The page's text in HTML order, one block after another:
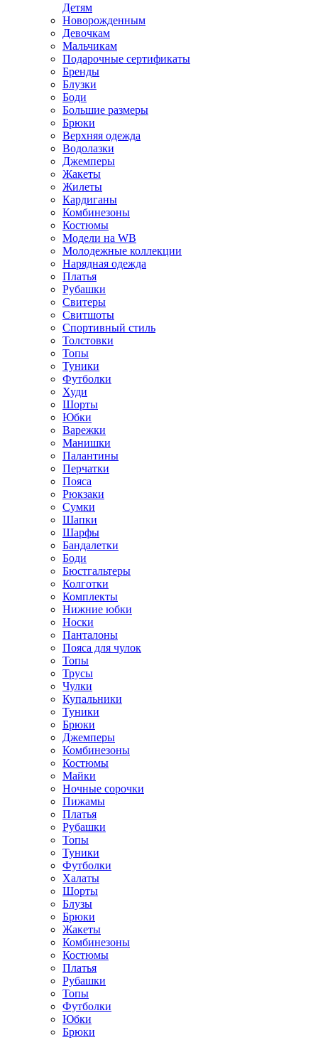
Детям
Новорожденным
Девочкам
Мальчикам
Подарочные сертификаты
Бренды
Блузки
Боди
Большие размеры
Брюки
Верхняя одежда
Водолазки
Джемперы
Жакеты
Жилеты
Кардиганы
Комбинезоны
Костюмы
Модели на WB
Молодежные коллекции
Нарядная одежда
Платья
Рубашки
Свитеры
Свитшоты
Спортивный стиль
Толстовки
Топы
Туники
Футболки
Худи
Шорты
Юбки
Варежки
Манишки
Палантины
Перчатки
Пояса
Рюкзаки
Сумки
Шапки
Шарфы
Бандалетки
Боди
Бюстгальтеры
Колготки
Комплекты
Нижние юбки
Носки
Панталоны
Поясa для чулок
Топы
Трусы
Чулки
Купальники
Туники
Брюки
Джемперы
Комбинезоны
Костюмы
Майки
Ночные сорочки
Пижамы
Платья
Рубашки
Топы
Туники
Футболки
Халаты
Шорты
Блузы
Брюки
Жакеты
Комбинезоны
Костюмы
Платья
Рубашки
Топы
Футболки
Юбки
Брюки